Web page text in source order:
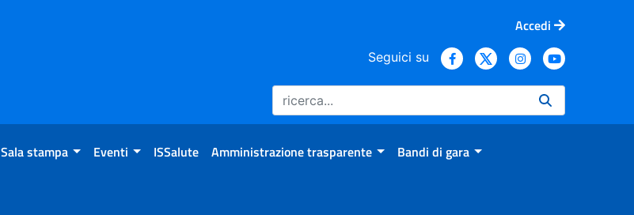
Accedi
Seguici su
Sala stampa Eventi ISSalute Amministrazione trasparente Bandi di gara